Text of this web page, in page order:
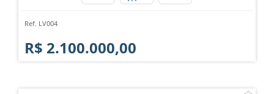
Ref. LV004
R$ 2.100.000,00